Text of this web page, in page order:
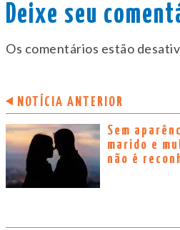
Deixe seu
Os comentários estão
NOTÍCIA ANTERIOR
Sem
marido e
não é